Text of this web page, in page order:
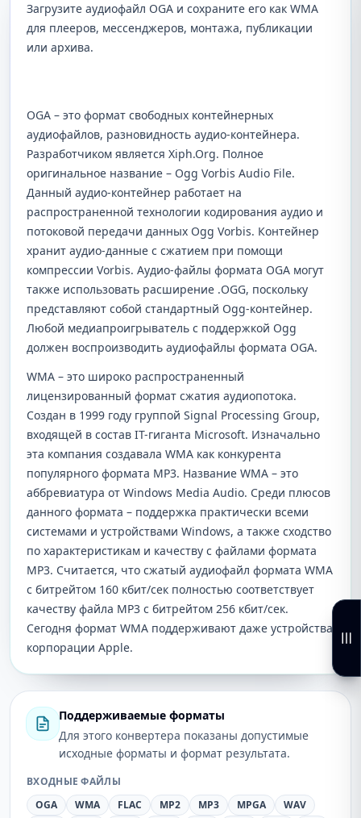
Загрузите аудиофайл OGA и сохраните его как WMA
для плееров, мессенджеров, монтажа, публикации
или архива.
OGA – это формат свободных контейнерных
аудиофайлов, разновидность аудио-контейнера.
Разработчиком является Xiph.Org. Полное
оригинальное название – Ogg Vorbis Audio File.
Данный аудио-контейнер работает на
распространенной технологии кодирования аудио и
потоковой передачи данных Ogg Vorbis. Контейнер
хранит аудио-данные с сжатием при помощи
компрессии Vorbis. Аудио-файлы формата OGA могут
также использовать расширение .OGG, поскольку
представляют собой стандартный Ogg-контейнер.
Любой медиапроигрыватель с поддержкой Ogg
должен воспроизводить аудиофайлы формата OGA.
WMA – это широко распространенный
лицензированный формат сжатия аудиопотока.
Создан в 1999 году группой Signal Processing Group,
входящей в состав IT-гиганта Microsoft. Изначально
эта компания создавала WMA как конкурента
популярного формата MP3. Название WMA – это
аббревиатура от Windows Media Audio. Среди плюсов
данного формата – поддержка практически всеми
системами и устройствами Windows, а также сходство
по характеристикам и качеству с файлами формата
MP3. Считается, что сжатый аудиофайл формата WMA
с битрейтом 160 кбит/сек полностью соответствует
качеству файла МР3 с битрейтом 256 кбит/сек.
Сегодня формат WMA поддерживают даже устройства
корпорации Apple.
Поддерживаемые форматы
Для этого конвертера показаны допустимые
исходные форматы и формат результата.
ВХОДНЫЕ ФАЙЛЫ
OGA
WMA FLAC MP2 MP3 MPGA
WAV